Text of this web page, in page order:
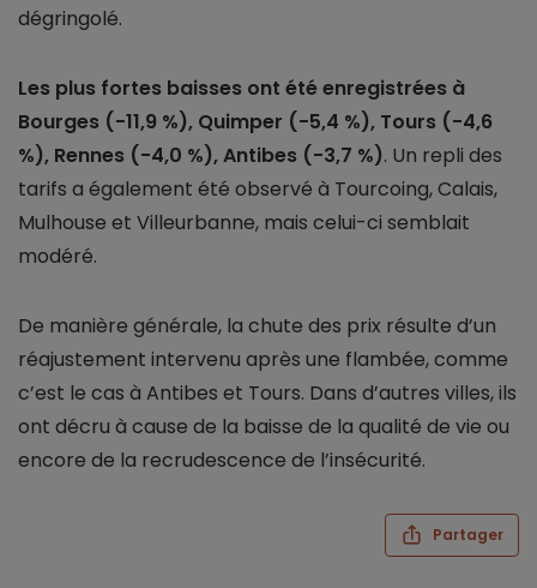
dégringolé.
Les plus fortes baisses ont été enregistrées à
Bourges (-11,9 %), Quimper (-5,4 %), Tours (-4,6
%), Rennes (-4,0 %), Antibes (-3,7 %). Un repli des
tarifs a également été observé à Tourcoing, Calais,
Mulhouse et Villeurbanne, mais celui-ci semblait
modéré.
De manière générale, la chute des prix résulte d’un
réajustement intervenu après une flambée, comme
c’est le cas à Antibes et Tours. Dans d’autres villes, ils
ont décru à cause de la baisse de la qualité de vie ou
encore de la recrudescence de l’insécurité.
Partager